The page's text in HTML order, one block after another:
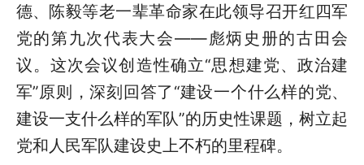
德、陈毅等老一辈革命家在此领导召开红四军
党的第九次代表大会——彪炳史册的古田会
议。这次会议创造性确立“思想建党、政治建
军”原则，深刻回答了“建设一个什么样的党、
建设一支什么样的军队”的历史性课题，树立起
党和人民军队建设史上不朽的里程碑。